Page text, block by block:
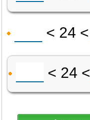
< 24 <
< 24 <